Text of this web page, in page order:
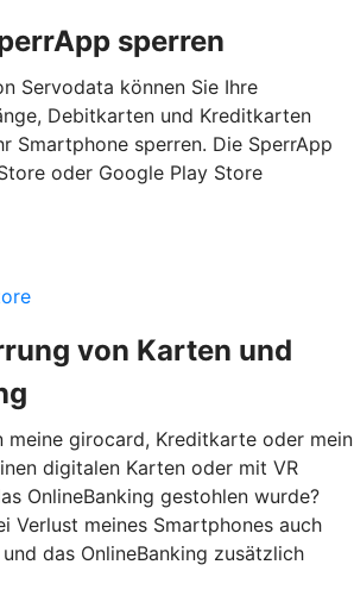
sperren
Servodata können Sie Ihre
Debitkarten und Kreditkarten
Smartphone sperren. Die SperrApp
oder Google Play Store
von Karten und
meine girocard, Kreditkarte oder mein
digitalen Karten oder mit VR
OnlineBanking gestohlen wurde?
Verlust meines Smartphones auch
das OnlineBanking zusätzlich